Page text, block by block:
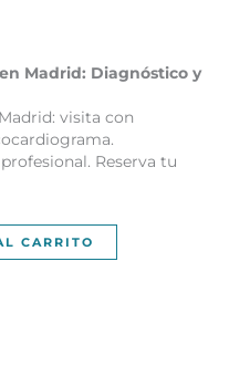
Madrid: Diagnóstico y
visita con
Reserva tu
CARRITO